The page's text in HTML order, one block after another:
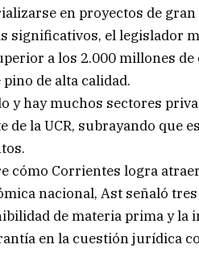
en proyectos de gran
significativos, el legislador
a los 2.000 millones
de alta calidad.
y hay muchos sectores
de la UCR, subrayando que
cómo Corrientes logra
nacional, Ast señaló
de materia prima y la
en la cuestión jurídica